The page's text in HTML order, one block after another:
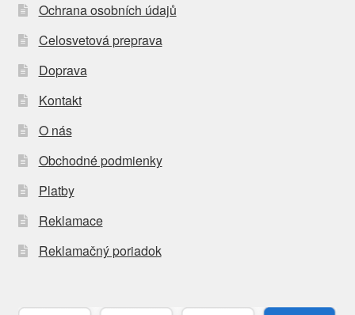
Ochrana osobních údajů
Celosvetová preprava
Doprava
Kontakt
O nás
Obchodné podmienky
Platby
Reklamace
Reklamačný poriadok